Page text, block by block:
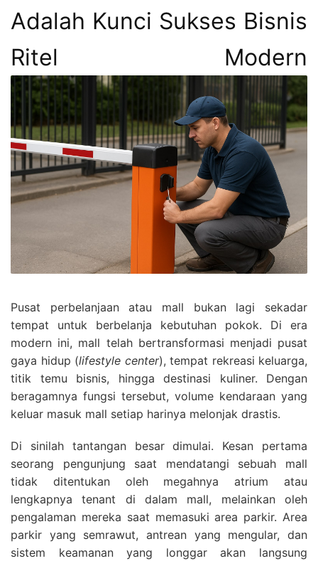
Adalah Kunci Sukses Bisnis
Ritel Modern
Pusat perbelanjaan atau mall bukan lagi sekadar
tempat untuk berbelanja kebutuhan pokok. Di era
modern ini, mall telah bertransformasi menjadi pusat
gaya hidup (lifestyle center), tempat rekreasi keluarga,
titik temu bisnis, hingga destinasi kuliner. Dengan
beragamnya fungsi tersebut, volume kendaraan yang
keluar masuk mall setiap harinya melonjak drastis.
Di sinilah tantangan besar dimulai. Kesan pertama
seorang pengunjung saat mendatangi sebuah mall
tidak ditentukan oleh megahnya atrium atau
lengkapnya tenant di dalam mall, melainkan oleh
pengalaman mereka saat memasuki area parkir. Area
parkir yang semrawut, antrean yang mengular, dan
sistem keamanan yang longgar akan langsung